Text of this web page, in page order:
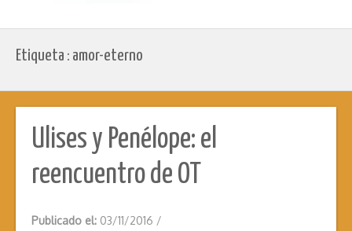
Etiqueta : amor-eterno
Ulises y Penélope: el
reencuentro de OT
Publicado el: 03/11/2016 /